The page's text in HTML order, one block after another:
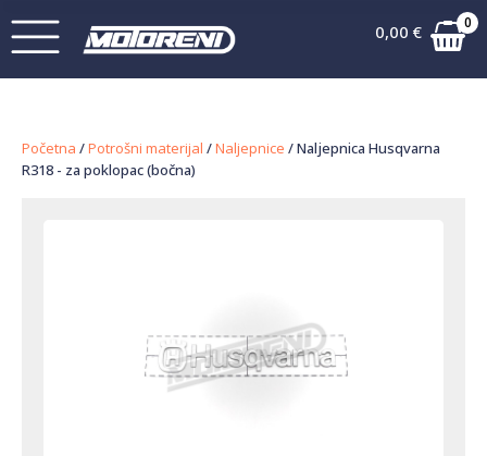
0,00 € 0
Početna /Potrošni materijal /Naljepnice / Naljepnica Husqvarna
R318 - za poklopac (bočna)